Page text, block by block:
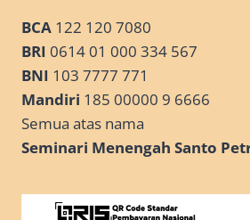
BCA 122 120 7080
BRI 0614 01 000 334 567
BNI 103 7777 771
Mandiri 185 00000 9 6666
Semua atas nama
Seminari Menengah Santo